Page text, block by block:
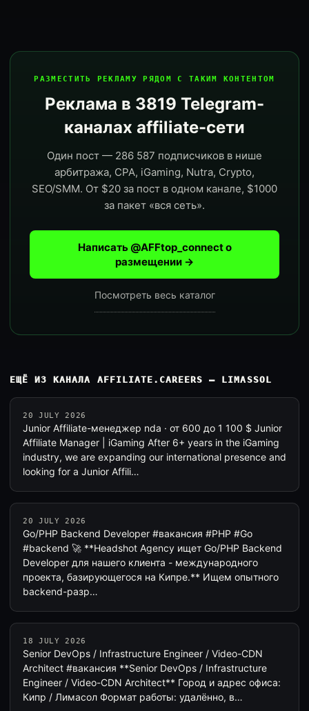
РАЗМЕСТИТЬ РЕКЛАМУ РЯДОМ С ТАКИМ КОНТЕНТОМ
Реклама в 3819 Telegram-
каналах affiliate-сети
Один пост — 286 587 подписчиков в нише
арбитража, CPA, iGaming, Nutra, Crypto,
SEO/SMM. От $20 за пост в одном канале, $1000
за пакет «вся сеть».
Написать @AFFtop_connect о
размещении →
Посмотреть весь каталог
ЕЩЁ ИЗ КАНАЛА AFFILIATE.CAREERS — LIMASSOL
20 JULY 2026
Junior Affiliate-менеджер nda · от 600 до 1 100 $ Junior
Affiliate Manager | iGaming After 6+ years in the iGaming
industry, we are expanding our international presence and
looking for a Junior Affili…
20 JULY 2026
Go/PHP Backend Developer #вакансия #PHP #Go
#backend 🚀 **Headshot Agency ищет Go/PHP Backend
Developer для нашего клиента - международного
проекта, базирующегося на Кипре.** Ищем опытного
backend-разр…
18 JULY 2026
Senior DevOps / Infrastructure Engineer / Video-CDN
Architect #вакансия **Senior DevOps / Infrastructure
Engineer / Video-CDN Architect** Город и адрес офиса:
Кипр / Лимасол Формат работы: удалённо, в…